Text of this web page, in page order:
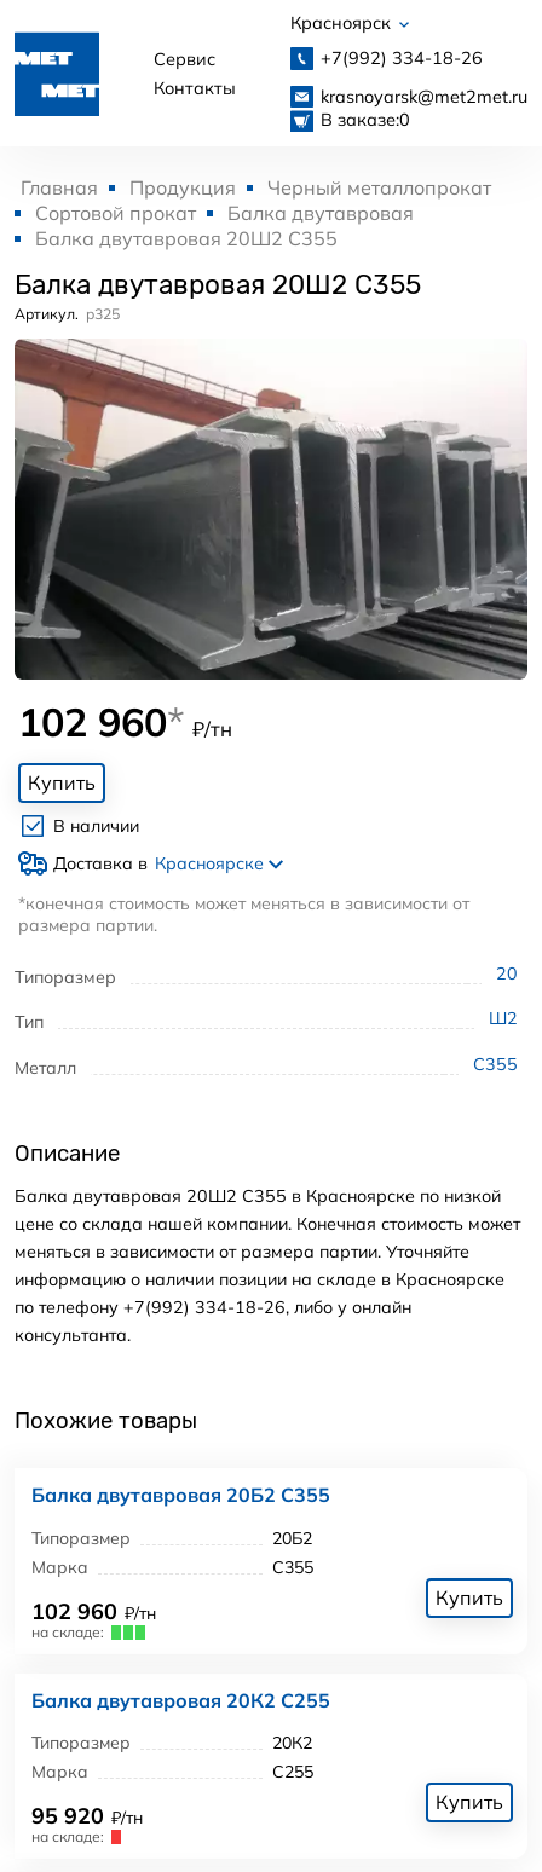
Сервис
Контакты
Красноярск
+7(992) 334-18-26
krasnoyarsk@met2met.ru
В заказе:0
Главная Продукция
Черный металлопрокат
Сортовой прокат
Балка двутавровая
Балка двутавровая 20Ш2 С355
Балка двутавровая 20Ш2 С355
Артикул. p325
Типоразмер 20
Тип Ш2
Металл С355
102 960* ₽/тн
Купить
В наличии
Доставка в Красноярске
*конечная стоимость может меняться в зависимости от
размера партии.
Описание
Балка двутавровая 20Ш2 С355 в Красноярске по низкой
цене со склада нашей компании. Конечная стоимость может
меняться в зависимости от размера партии. Уточняйте
информацию о наличии позиции на складе в Красноярске
по телефону +7(992) 334-18-26, либо у онлайн
консультанта.
Похожие товары
Балка двутавровая 20Б2 С355
Типоразмер
20Б2
Марка
С355
102 960 ₽/тн
на складе:
Купить
Балка двутавровая 20К2 С255
Типоразмер
20К2
Марка
С255
95 920 ₽/тн
на складе:
Купить